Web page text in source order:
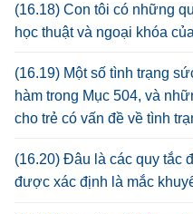
(16.18) Con tôi có những
học thuật và ngoại khóa
(16.19) Một số tình trạng
hàm trong Mục 504, và
cho trẻ có vấn đề về tình
(16.20) Đâu là các quy tắc
được xác định là mắc